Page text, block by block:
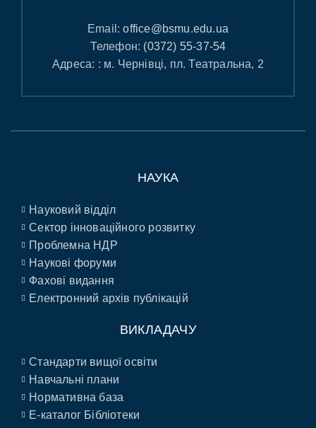
Email:office@bsmu.edu.ua
Телефон: (0372) 55-37-54
Адреса: : м. Чернівці, пл. Театральна, 2
НАУКА
Науковий відділ
Сектор інноваційного розвитку
Проблемна НДР
Наукові форуми
Фахові видання
Електронний архів публікацій
ВИКЛАДАЧУ
Стандарти вищої освіти
Навчальні плани
Нормативна база
E-каталог Бібліотеки